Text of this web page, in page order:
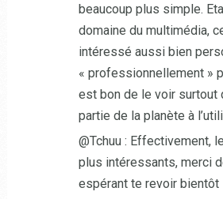
beaucoup plus simple.
domaine du multimédia,
intéressé aussi bien
« professionnellement »
est bon de le voir surtout
partie de la planète à
@Tchuu : Effectivement,
plus intéressants, merci
espérant te revoir bientôt